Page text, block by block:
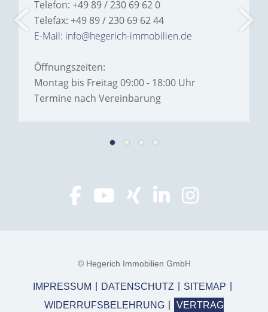
Telefon: +49 89 / 230 69 62 0
Telefax: +49 89 / 230 69 62 44
E-Mail: info@hegerich-immobilien.de
Öffnungszeiten:
Montag bis Freitag 09:00 - 18:00 Uhr
Termine nach Vereinbarung
© Hegerich Immobilien GmbH
IMPRESSUM DATENSCHUTZ
SITEMAP
WIDERRUFSBELEHRUNG
VERTRAG